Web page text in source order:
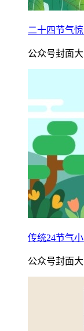
二十四节气
公众号封面大
传统24节气
公众号封面大